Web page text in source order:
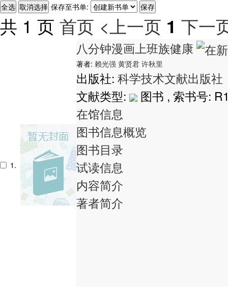
保存至书单:
共 1 页 首页 <上一页 1 下一
1.
八分钟漫画上班族健康
著者: 赖光强 黄贤君 许秋里
出版社: 科学技术文献出版社
文献类型:
图书 , 索书号:
在馆信息
图书信息概览
图书目录
试读信息
内容简介
著者简介